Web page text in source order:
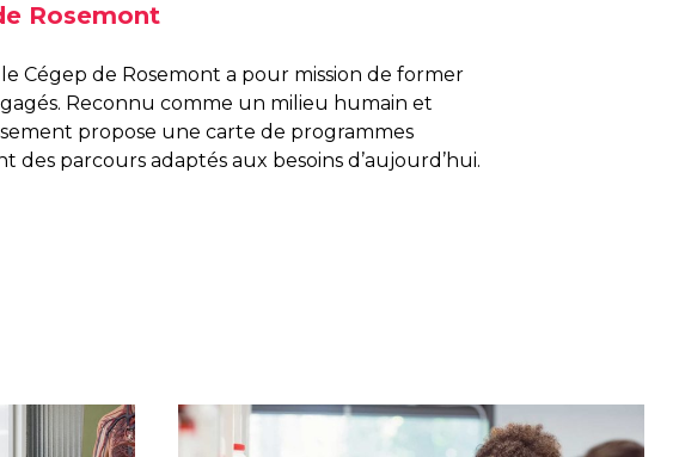
Rosemont
le Cégep de Rosemont a pour mission de former
Reconnu comme un milieu humain et
propose une carte de programmes
des parcours adaptés aux besoins d’aujourd’hui.